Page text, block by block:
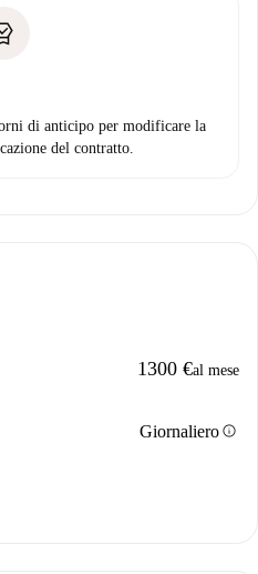
di anticipo per modificare la
del contratto.
1300 €al mese
Giornalieroinfo